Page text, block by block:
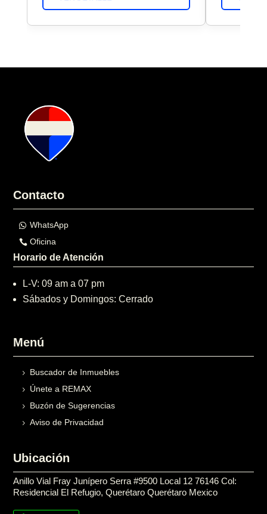
Contacto
WhatsApp
Oficina
Horario de Atención
L-V: 09 am a 07 pm
Sábados y Domingos: Cerrado
Menú
Buscador de Inmuebles
Únete a REMAX
Buzón de Sugerencias
Aviso de Privacidad
Ubicación
Anillo Vial Fray Junípero Serra #9500 Local 12 76146 Col:
Residencial El Refugio, Querétaro Querétaro Mexico